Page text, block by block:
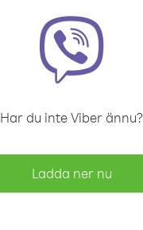
Har du inte Viber ännu?
Ladda ner nu